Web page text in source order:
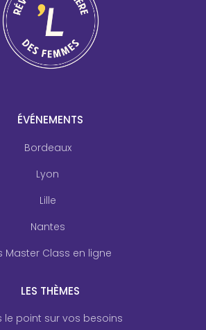
ÉVÉNEMENTS
Bordeaux
Lyon
Lille
Nantes
Master Class en ligne
LES THÈMES
le point sur vos besoins